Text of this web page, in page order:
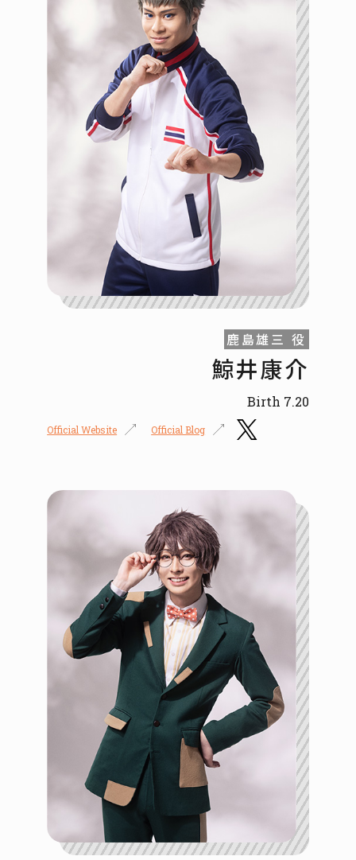
鹿島雄三 役
鯨井康介
Birth 7.20
Official Website Official Blog